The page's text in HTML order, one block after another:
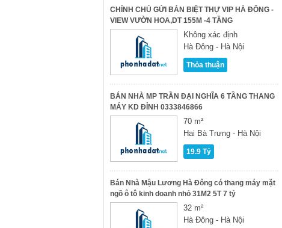
CHÍNH CHỦ GỬI BÁN BIỆT THỰ VIP HÀ ĐÔNG -
VIEW VƯỜN HOA,DT 155M -4 TẦNG
Không xác định
Hà Đông - Hà Nội
Thỏa thuận
BÁN NHÀ MP TRẦN ĐẠI NGHĨA 6 TẦNG THANG
MÁY KD ĐỈNH 0333846866
70 m²
Hai Bà Trưng - Hà Nội
19.9 Tỷ
Bán Nhà Mậu Lương Hà Đông có thang máy mặt
ngõ ô tô kinh doanh nhỏ 31M2 5T 7 tỷ
32 m²
Hà Đông - Hà Nội